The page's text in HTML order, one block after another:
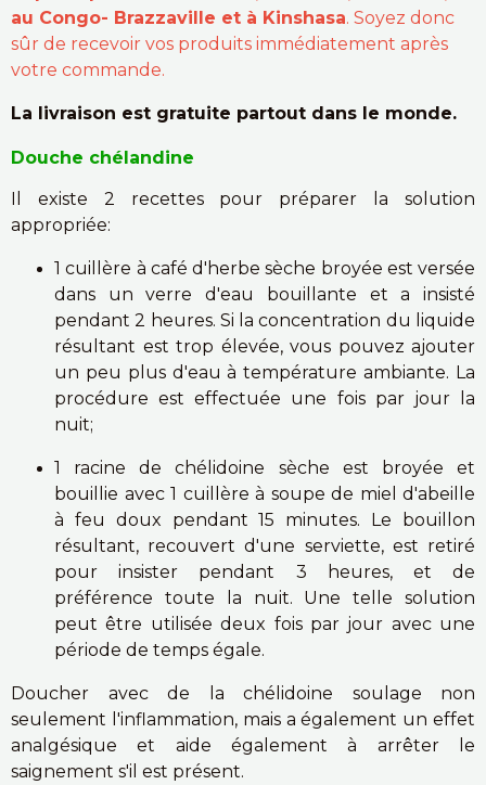
au Congo- Brazzaville et à Kinshasa. Soyez donc
sûr de recevoir vos produits immédiatement après
votre commande.
La livraison est gratuite partout dans le monde.
Douche chélandine
Il existe 2 recettes pour préparer la solution
appropriée:
1 cuillère à café d'herbe sèche broyée est versée
dans un verre d'eau bouillante et a insisté
pendant 2 heures. Si la concentration du liquide
résultant est trop élevée, vous pouvez ajouter
un peu plus d'eau à température ambiante. La
procédure est effectuée une fois par jour la
nuit;
1 racine de chélidoine sèche est broyée et
bouillie avec 1 cuillère à soupe de miel d'abeille
à feu doux pendant 15 minutes. Le bouillon
résultant, recouvert d'une serviette, est retiré
pour insister pendant 3 heures, et de
préférence toute la nuit. Une telle solution
peut être utilisée deux fois par jour avec une
période de temps égale.
Doucher avec de la chélidoine soulage non
seulement l'inflammation, mais a également un effet
analgésique et aide également à arrêter le
saignement s'il est présent.